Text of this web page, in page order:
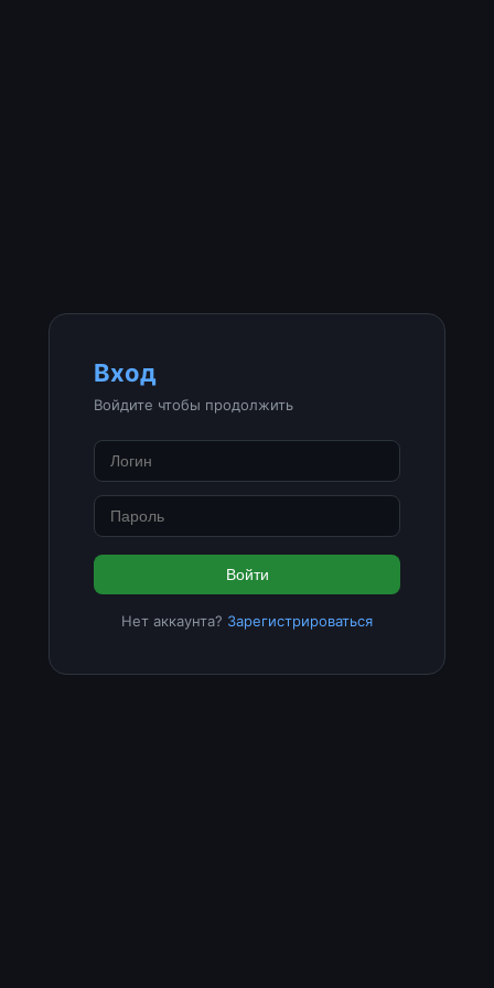
Вход
Войдите чтобы продолжить
Войти
Нет аккаунта? Зарегистрироваться